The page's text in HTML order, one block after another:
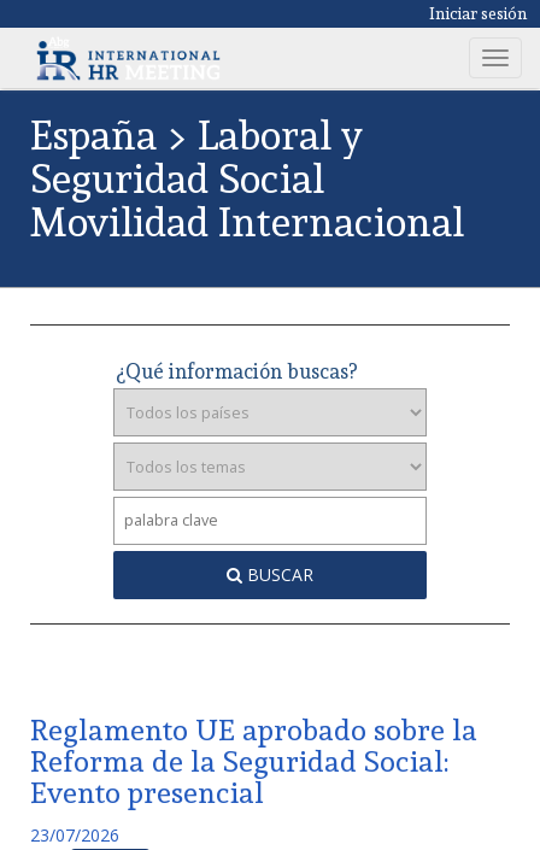
Iniciar sesión
T
o
v
España > Laboral y
Seguridad Social
Movilidad Internacional
¿Qué información buscas?
BUSCAR
Reglamento UE aprobado sobre la
Reforma de la Seguridad Social:
Evento presencial
23/07/2026